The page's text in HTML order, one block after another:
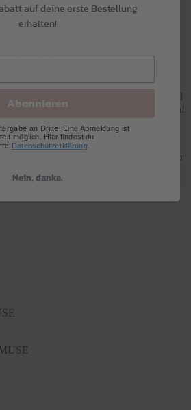
sind die modern
an einen aktiven Alltag angepasst. Für
Komfort,
– für jedes Training und
perfekten Look für dein aktives Leben!
100 % recycelten Materialien
Viskose, ist nicht nur
auch atmungsaktiv und weich – ideal für
Sommertage.
auf deine erste Bestellung
erhalten!
Abonnieren
an Dritte. Eine Abmeldung ist
möglich. Hier findest du
Datenschutzerklärung.
Nein, danke.